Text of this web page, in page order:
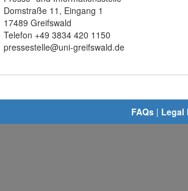
Domstraße 11, Eingang 1
17489 Greifswald
Telefon +49 3834 420 1150
pressestelle@uni-greifswald.de
FAQs | Legal